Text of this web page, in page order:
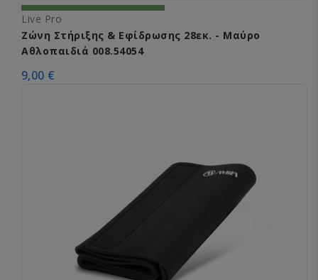
Live Pro
Ζώνη Στήριξης & Εφίδρωσης 28εκ. - Μαύρο
Αθλοπαιδιά 008.54054
9,00 €